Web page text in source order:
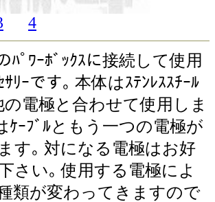
4
ﾊﾟﾜｰﾎﾞｯｸｽに接続して使用
ﾘｰです｡ 本体はｽﾃﾝﾚｽｽﾁｰﾙ
電極と合わせて使用しま
ｹｰﾌﾞﾙともう一つの電極が
す｡ 対になる電極はお好
さい｡ 使用する電極によ
類が変わってきますので